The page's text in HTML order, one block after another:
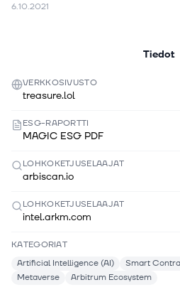
6.10.2021
Tiedot
VERKKOSIVUSTO
treasure.lol
ESG-RAPORTTI
MAGIC ESG PDF
LOHKOKETJUSELAAJAT
arbiscan.io
LOHKOKETJUSELAAJAT
intel.arkm.com
KATEGORIAT
Artificial Intelligence (AI)
Smart
Metaverse
Arbitrum Ecosystem